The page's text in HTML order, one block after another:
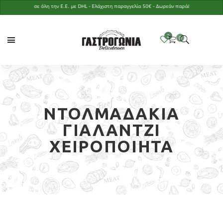
σε όλη την Ε.Ε. με DHL - Ελάχιστη παραγγελία 50€ - Δωρεάν παράδοση με
ΝΤΟΛΜΑΔΆΚΙΑ
ΓΙΑΛΑΝΤΖΊ
ΧΕΙΡΟΠΟΊΗΤΑ